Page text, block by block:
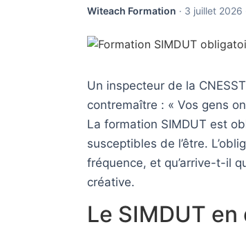
Witeach Formation · 3 juillet
Un inspecteur de la
contremaître : « Vos gens
La formation SIMDUT est
susceptibles de l’être.
fréquence, et qu’arrive-t-il
créative.
Le SIMDUT